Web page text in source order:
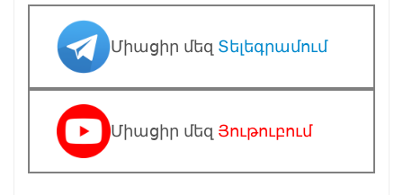
Միացիր մեզ Տելեգրամում
Միացիր մեզ Յութուբում